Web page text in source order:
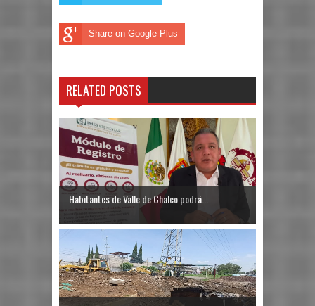
Share on Google Plus
RELATED POSTS
Habitantes de Valle de Chalco podrá...